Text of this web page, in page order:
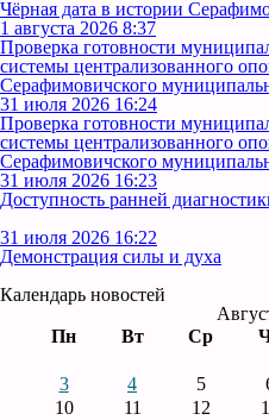
Чёрная дата в истории
1 августа 2026 8:37
Проверка готовности
системы централизованного
Серафимовичского
31 июля 2026 16:24
Проверка готовности
системы централизованного
Серафимовичского
31 июля 2026 16:23
Доступность ранней
31 июля 2026 16:22
Демонстрация силы и духа
Календарь новостей
Пн
Вт Ср
3
4 5
10
11 12